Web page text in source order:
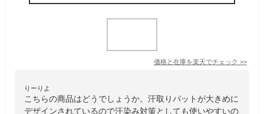
価格と在庫を楽天でチェック >>
りーりよ
こちらの商品はどうでしょうか。汗取りパットが大きめに
デザインされているので汗染み対策としても使いやすいの